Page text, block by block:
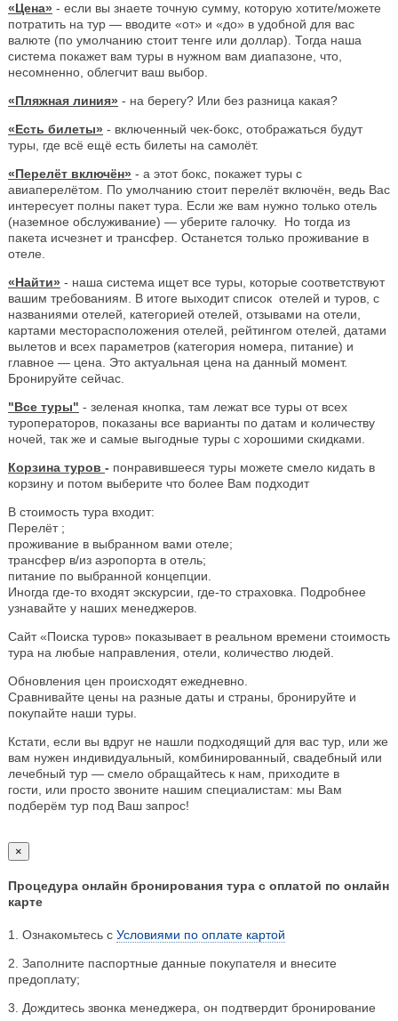
«Цена» - если вы знаете точную сумму, которую хотите/можете
потратить на тур — вводите «от» и «до» в удобной для вас
валюте (по умолчанию стоит тенге или доллар). Тогда наша
система покажет вам туры в нужном вам диапазоне, что,
несомненно, облегчит ваш выбор.
«Пляжная линия» - на берегу? Или без разница какая?
«Есть билеты» - включенный чек-бокс, отображаться будут
туры, где всё ещё есть билеты на самолёт.
«Перелёт включён» - а этот бокс, покажет туры с
авиаперелётом. По умолчанию стоит перелёт включён, ведь Вас
интересует полны пакет тура. Если же вам нужно только отель
(наземное обслуживание) — уберите галочку. Но тогда из
пакета исчезнет и трансфер. Останется только проживание в
отеле.
«Найти» - наша система ищет все туры, которые соответствуют
вашим требованиям. В итоге выходит список отелей и туров, с
названиями отелей, категорией отелей, отзывами на отели,
картами месторасположения отелей, рейтингом отелей, датами
вылетов и всех параметров (категория номера, питание) и
главное — цена. Это актуальная цена на данный момент.
Бронируйте сейчас.
"Все туры" - зеленая кнопка, там лежат все туры от всех
туроператоров, показаны все варианты по датам и количеству
ночей, так же и самые выгодные туры с хорошими скидками.
Корзина туров - понравившееся туры можете смело кидать в
корзину и потом выберите что более Вам подходит
В стоимость тура входит:
Перелёт ;
проживание в выбранном вами отеле;
трансфер в/из аэропорта в отель;
питание по выбранной концепции.
Иногда где-то входят экскурсии, где-то страховка. Подробнее
узнавайте у наших менеджеров.
Сайт «Поиска туров» показывает в реальном времени стоимость
тура на любые направления, отели, количество людей.
Обновления цен происходят ежедневно.
Сравнивайте цены на разные даты и страны, бронируйте и
покупайте наши туры.
Кстати, если вы вдруг не нашли подходящий для вас тур, или же
вам нужен индивидуальный, комбинированный, свадебный или
лечебный тур — смело обращайтесь к нам, приходите в
гости, или просто звоните нашим специалистам: мы Вам
подберём тур под Ваш запрос!
×
Процедура онлайн бронирования тура с оплатой по онлайн
карте
1. Ознакомьтесь с Условиями по оплате картой
2. Заполните паспортные данные покупателя и внесите
предоплату;
3. Дождитесь звонка менеджера, он подтвердит бронирование